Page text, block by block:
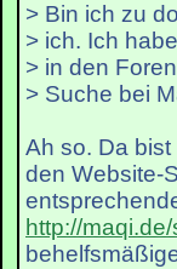
> Bin ich zu
> ich. Ich
> in den
> Suche bei
Ah so. Da
den Website-
http://